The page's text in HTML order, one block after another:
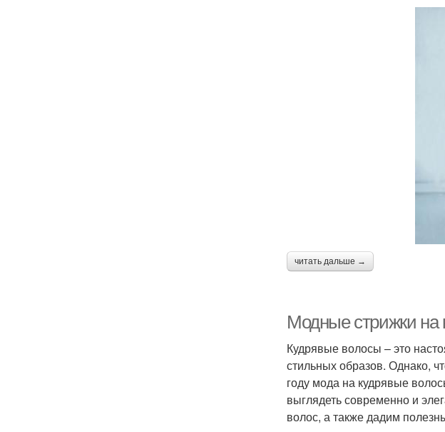
читать дальше →
Модные стрижки на
Кудрявые волосы – это
стильных образов. Однако,
году мода на кудрявые
выглядеть современно и
волос, а также дадим